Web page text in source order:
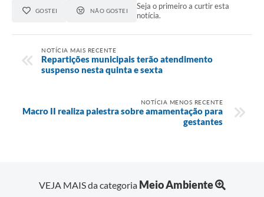
GOSTEI NÃO GOSTEI
Seja o primeiro a curtir esta
notícia.
NOTÍCIA MAIS RECENTE
Repartições municipais terão atendimento
suspenso nesta quinta e sexta
NOTÍCIA MENOS RECENTE
Macro II realiza palestra sobre amamentação para
gestantes
VEJA MAIS da categoria Meio Ambiente